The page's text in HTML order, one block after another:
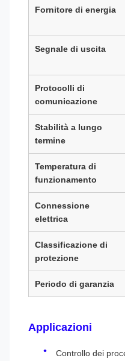
Fornitore di energia
Segnale di uscita
Protocolli di
comunicazione
Stabilità a lungo
termine
Temperatura di
funzionamento
Connessione
elettrica
Classificazione di
protezione
Periodo di garanzia
Applicazioni
Controllo dei